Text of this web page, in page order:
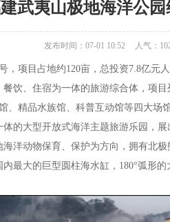
武夷山极地海洋公
发布时间：07-01 10:52 人气：
，项目占地约120亩，总投资7.8亿元
饮、住宿为一体的旅游综合体，项
、精品水族馆、科普互动馆等四大
的大型开放式海洋主题旅游乐园，展
洋动物保育、保护为方向，拥有北
最大的巨型圆柱海水缸，180°弧形